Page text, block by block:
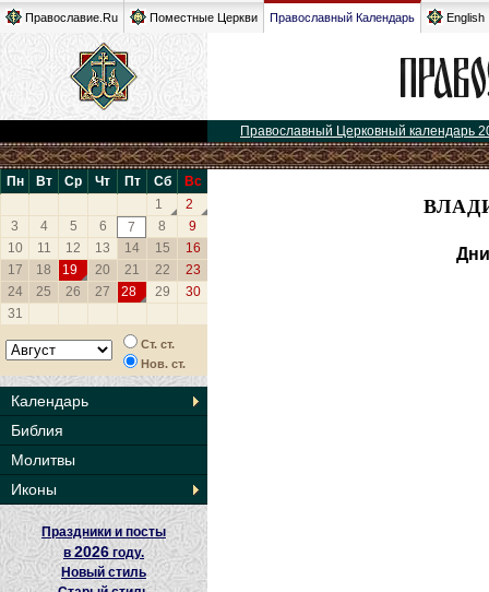
Православие.Ru Поместные Церкви Православный Календарь English
Православный Церковный календарь
Пн Вт Ср Чт Пт Сб
Вс
1
2
3
4 5 6 7 8
9
10
11 12 13 14 15
16
17
18 19 20 21 22
23
24
25 26 27 28 29
30
31
Ст. ст.
Нов. ст.
Календарь
Библия
Молитвы
Иконы
Праздники и посты
в2026 году.
Новый стиль